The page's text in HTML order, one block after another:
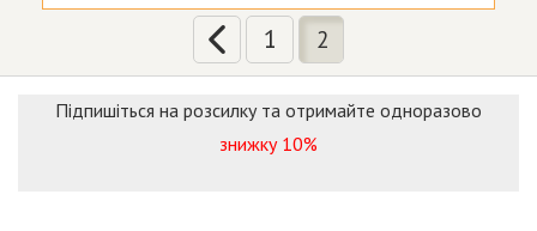
1 2
Підпишіться на розсилку та отримайте одноразово
знижку 10%